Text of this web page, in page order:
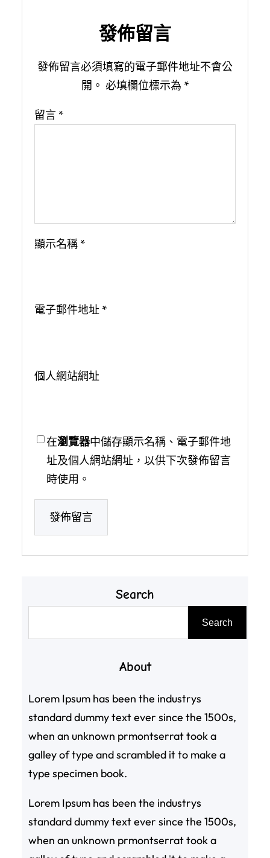
發佈留言
發佈留言必須填寫的電子郵件地址不會公
開。 必填欄位標示為 *
留言 *
顯示名稱 *
電子郵件地址 *
個人網站網址
在瀏覽器中儲存顯示名稱、電子郵件地
址及個人網站網址，以供下次發佈留言
時使用。
Search
Search
About
Lorem Ipsum has been the industrys
standard dummy text ever since the 1500s,
when an unknown prmontserrat took a
galley of type and scrambled it to make a
type specimen book.
Lorem Ipsum has been the industrys
standard dummy text ever since the 1500s,
when an unknown prmontserrat took a